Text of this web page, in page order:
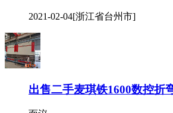
2021-02-04[浙江省台州市]
出售二手麦琪铁1600数控折